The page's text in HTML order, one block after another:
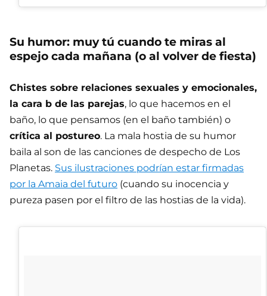
Su humor: muy tú cuando te miras al
espejo cada mañana (o al volver de fiesta)
Chistes sobre relaciones sexuales y emocionales,
la cara b de las parejas, lo que hacemos en el
baño, lo que pensamos (en el baño también) o
crítica al postureo. La mala hostia de su humor
baila al son de las canciones de despecho de Los
Planetas. Sus ilustraciones podrían estar firmadas
por la Amaia del futuro (cuando su inocencia y
pureza pasen por el filtro de las hostias de la vida).